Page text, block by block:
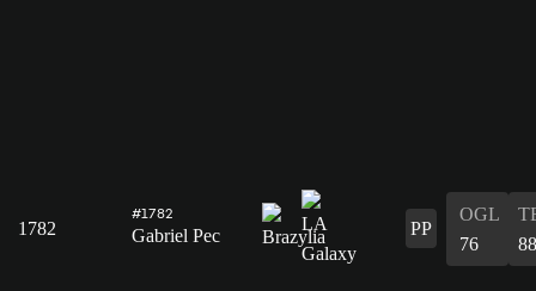
1782
#1782
Gabriel Pec PP
OGL
76
88